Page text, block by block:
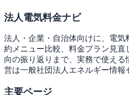
法人電気料金ナビ
法人・企業・自治体向けに、電気
約メニュー比較、料金プラン見直
向の振り返りまで、実務で使え
営は一般社団法人エネルギー情報
主要ページ